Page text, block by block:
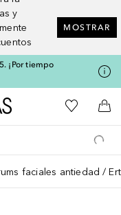
y
MOSTRAR
¡Por tiempo
A Douglas HomeMi lista de
A
faciales antiedad